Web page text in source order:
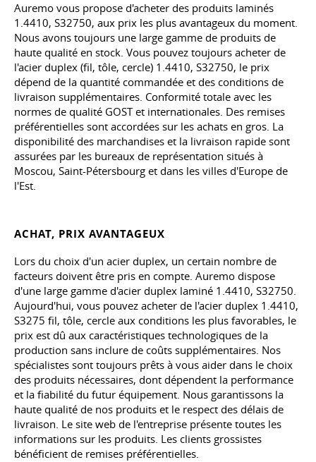
Auremo vous propose d'acheter des produits laminés
1.4410, S32750, aux prix les plus avantageux du moment.
Nous avons toujours une large gamme de produits de
haute qualité en stock. Vous pouvez toujours acheter de
l'acier duplex (fil, tôle, cercle) 1.4410, S32750, le prix
dépend de la quantité commandée et des conditions de
livraison supplémentaires. Conformité totale avec les
normes de qualité GOST et internationales. Des remises
préférentielles sont accordées sur les achats en gros. La
disponibilité des marchandises et la livraison rapide sont
assurées par les bureaux de représentation situés à
Moscou, Saint-Pétersbourg et dans les villes d'Europe de
l'Est.
ACHAT, PRIX AVANTAGEUX
Lors du choix d'un acier duplex, un certain nombre de
facteurs doivent être pris en compte. Auremo dispose
d'une large gamme d'acier duplex laminé 1.4410, S32750.
Aujourd'hui, vous pouvez acheter de l'acier duplex 1.4410,
S3275 fil, tôle, cercle aux conditions les plus favorables, le
prix est dû aux caractéristiques technologiques de la
production sans inclure de coûts supplémentaires. Nos
spécialistes sont toujours prêts à vous aider dans le choix
des produits nécessaires, dont dépendent la performance
et la fiabilité du futur équipement. Nous garantissons la
haute qualité de nos produits et le respect des délais de
livraison. Le site web de l'entreprise présente toutes les
informations sur les produits. Les clients grossistes
bénéficient de remises préférentielles.